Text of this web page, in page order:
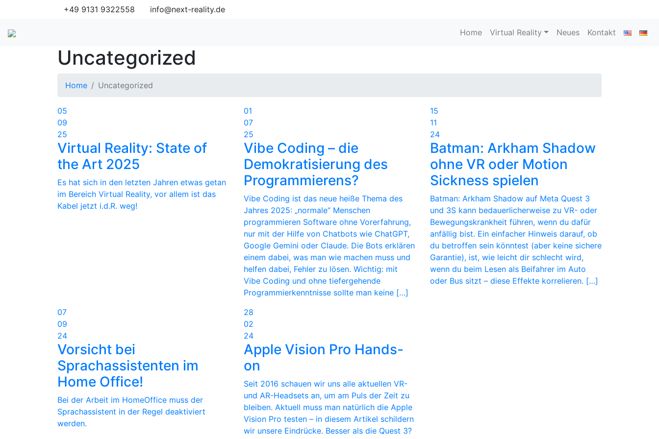
+49 9131 9322558 info@next-reality.de
Home Virtual Reality Neues Kontakt
Uncategorized
Home Uncategorized
05
09
25
Virtual Reality: State of
the Art 2025
Es hat sich in den letzten Jahren etwas getan
im Bereich Virtual Reality, vor allem ist das
Kabel jetzt i.d.R. weg!
01
07
25
Vibe Coding – die
Demokratisierung des
Programmierens?
Vibe Coding ist das neue heiße Thema des
Jahres 2025: „normale“ Menschen
programmieren Software ohne Vorerfahrung,
nur mit der Hilfe von Chatbots wie ChatGPT,
Google Gemini oder Claude. Die Bots erklären
einem dabei, was man wie machen muss und
helfen dabei, Fehler zu lösen. Wichtig: mit
Vibe Coding und ohne tiefergehende
Programmierkenntnisse sollte man keine […]
15
11
24
Batman: Arkham Shadow
ohne VR oder Motion
Sickness spielen
Batman: Arkham Shadow auf Meta Quest 3
und 3S kann bedauerlicherweise zu VR- oder
Bewegungskrankheit führen, wenn du dafür
anfällig bist. Ein einfacher Hinweis darauf, ob
du betroffen sein könntest (aber keine sichere
Garantie), ist, wie leicht dir schlecht wird,
wenn du beim Lesen als Beifahrer im Auto
oder Bus sitzt – diese Effekte korrelieren. […]
07
09
24
Vorsicht bei
Sprachassistenten im
Home Office!
Bei der Arbeit im HomeOffice muss der
Sprachassistent in der Regel deaktiviert
werden.
28
02
24
Apple Vision Pro Hands-
on
Seit 2016 schauen wir uns alle aktuellen VR-
und AR-Headsets an, um am Puls der Zeit zu
bleiben. Aktuell muss man natürlich die Apple
Vision Pro testen – in diesem Artikel schildern
wir unsere Eindrücke. Besser als die Quest 3?